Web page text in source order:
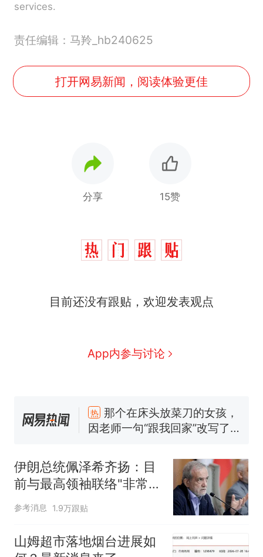
services.
责任编辑：马羚_hb240625
打开网易新闻，阅读体验更佳
分享 15赞
目前还没有跟贴，欢迎发表观点
App内参与讨论
热
那个在床头放菜刀的女孩，
因老师一句“跟我回家”改写了
么？
费大厨“全国小炒肉大王”称
号，仅凭视频评出？中国烹饪
协会回应
男子上山采菌偶然发现鸡枞菌
窝，原地守1天等它长大：挖了
140多朵
美国渔民钓获鲨鱼徒手将其拽
回大海 目击者直呼震惊 （视频
伊朗总统佩泽希齐扬：目
前与最高领袖联络"非常困
难"
参考消息 1.9万跟贴
山姆超市落地烟台进展如